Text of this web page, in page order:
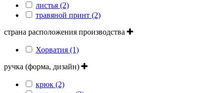
листья (2)
травяной принт (2)
страна расположения производства
Хорватия (1)
ручка (форма, дизайн)
крюк (2)